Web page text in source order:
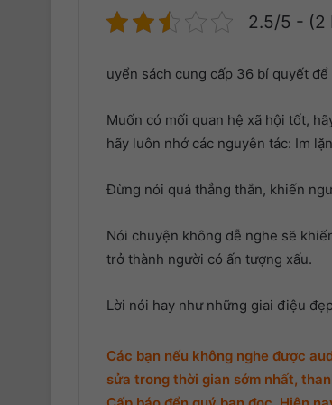
2.5/5 - (2
uyển sách cung cấp 36 bí quyết
Muốn có mối quan hệ xã hội tốt,
hãy luôn nhớ các nguyên tác: Im
Đừng nói quá thẳng thắn, khiến
Nói chuyện không dễ nghe sẽ
trở thành người có ấn tượng xấu.
Lời nói hay như những giai điệu
Các bạn nếu không nghe được
sửa trong thời gian sớm nhất,